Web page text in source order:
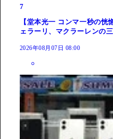
7
【堂本光一 コンマ一秒の恍
ェラーリ、マクラーレンの
2026年08月07日 08:00